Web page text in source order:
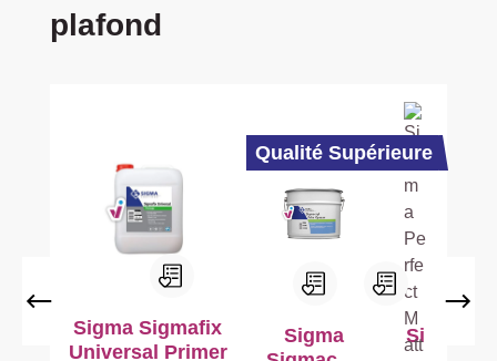
plafond
Sigma Sigmafix
Universal Primer
Qualité Supérieure
Sigma
Si